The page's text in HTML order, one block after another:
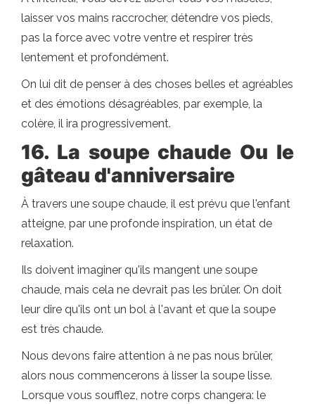
laisser vos mains raccrocher, détendre vos pieds,
pas la force avec votre ventre et respirer très
lentement et profondément.
On lui dit de penser à des choses belles et agréables
et des émotions désagréables, par exemple, la
colère, il ira progressivement.
16. La soupe chaude Ou le
gâteau d'anniversaire
À travers une soupe chaude, il est prévu que l'enfant
atteigne, par une profonde inspiration, un état de
relaxation.
Ils doivent imaginer qu'ils mangent une soupe
chaude, mais cela ne devrait pas les brûler. On doit
leur dire qu'ils ont un bol à l'avant et que la soupe
est très chaude.
Nous devons faire attention à ne pas nous brûler,
alors nous commencerons à lisser la soupe lisse.
Lorsque vous soufflez, notre corps changera: le